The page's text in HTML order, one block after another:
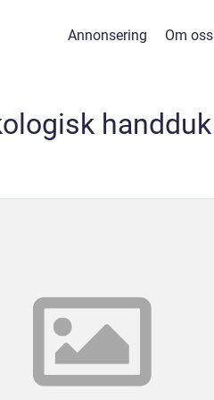
Annonsering Om oss
handduk